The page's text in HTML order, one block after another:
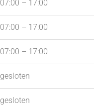
07:00 – 17:00
07:00 – 17:00
07:00 – 17:00
gesloten
gesloten